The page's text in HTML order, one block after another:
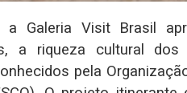
a Galeria Visit Brasil
a riqueza cultural
pela